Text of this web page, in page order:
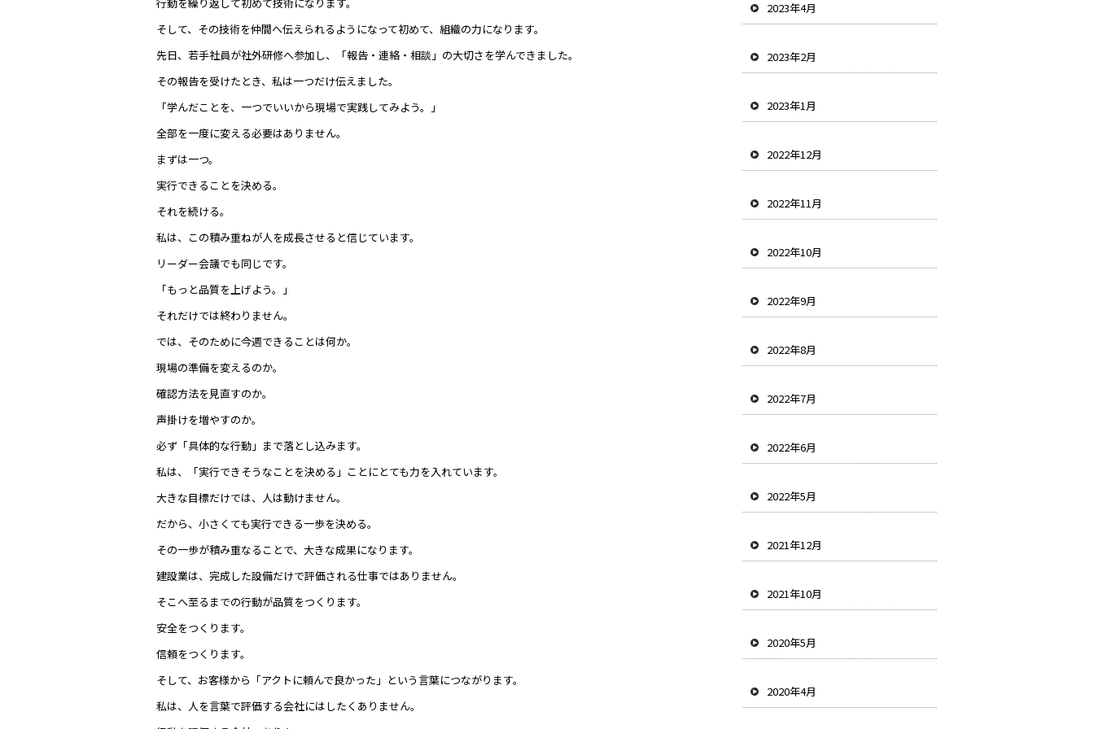
行動を繰り返して初めて技術になります。
そして、その技術を仲間へ伝えられるようになって初めて、組織の力になります。
先日、若手社員が社外研修へ参加し、「報告・連絡・相談」の大切さを学んできました。
その報告を受けたとき、私は一つだけ伝えました。
「学んだことを、一つでいいから現場で実践してみよう。」
全部を一度に変える必要はありません。
まずは一つ。
実行できることを決める。
それを続ける。
私は、この積み重ねが人を成長させると信じています。
リーダー会議でも同じです。
「もっと品質を上げよう。」
それだけでは終わりません。
では、そのために今週できることは何か。
現場の準備を変えるのか。
確認方法を見直すのか。
声掛けを増やすのか。
必ず「具体的な行動」まで落とし込みます。
私は、「実行できそうなことを決める」ことにとても力を入れています。
大きな目標だけでは、人は動けません。
だから、小さくても実行できる一歩を決める。
その一歩が積み重なることで、大きな成果になります。
建設業は、完成した設備だけで評価される仕事ではありません。
そこへ至るまでの行動が品質をつくります。
安全をつくります。
信頼をつくります。
そして、お客様から「アクトに頼んで良かった」という言葉につながります。
私は、人を言葉で評価する会社にはしたくありません。
2023年4月
2023年2月
2023年1月
2022年12月
2022年11月
2022年10月
2022年9月
2022年8月
2022年7月
2022年6月
2022年5月
2021年12月
2021年10月
2020年5月
2020年4月